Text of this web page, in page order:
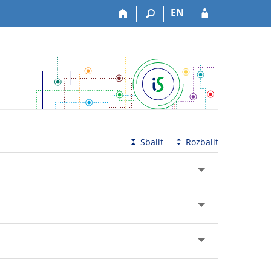
EN
Sbalit Rozbalit